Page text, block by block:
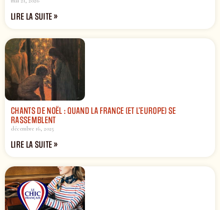
LIRE LA SUITE »
CHANTS DE NOËL : QUAND LA FRANCE (ET L’EUROPE) SE
RASSEMBLENT
décembre 16, 2025
LIRE LA SUITE »